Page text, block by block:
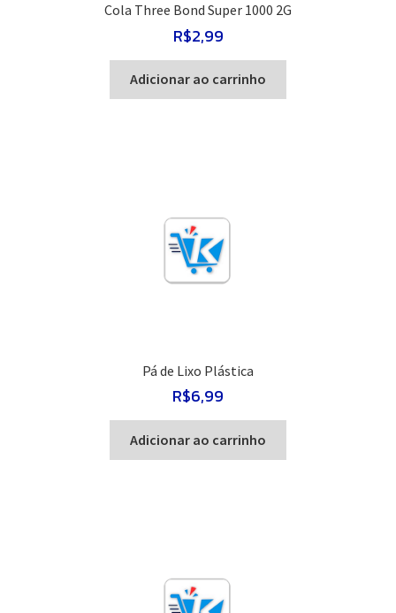
Cola Three Bond Super 1000 2G
R$2,99
Adicionar ao carrinho
Pá de Lixo Plástica
R$6,99
Adicionar ao carrinho